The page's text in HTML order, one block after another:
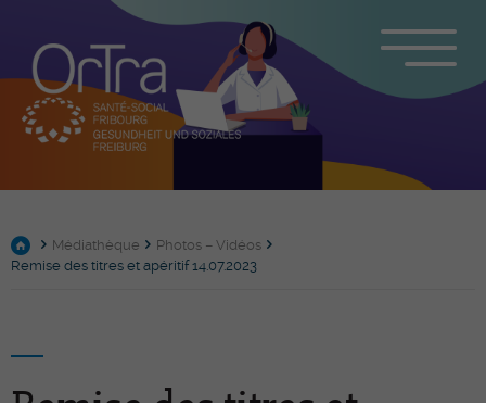
Médiathèque
Photos – Vidéos
Remise des titres et apéritif 14.07.2023